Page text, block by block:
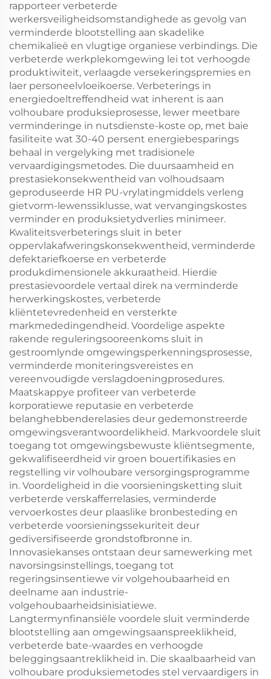
rapporteer verbeterde
werkersveiligheidsomstandighede as gevolg van
verminderde blootstelling aan skadelike
chemikalieë en vlugtige organiese verbindings. Die
verbeterde werkplekomgewing lei tot verhoogde
produktiwiteit, verlaagde versekeringspremies en
laer personeelvloeikoerse. Verbeterings in
energiedoeltreffendheid wat inherent is aan
volhoubare produksieprosesse, lewer meetbare
verminderinge in nutsdienste-koste op, met baie
fasiliteite wat 30-40 persent energiebesparings
behaal in vergelyking met tradisionele
vervaardigingsmetodes. Die duursaamheid en
prestasiekonsekwentheid van volhoudsaam
geproduseerde HR PU-vrylatingmiddels verleng
gietvorm-lewenssiklusse, wat vervangingskostes
verminder en produksietydverlies minimeer.
Kwaliteitsverbeterings sluit in beter
oppervlakafweringskonsekwentheid, verminderde
defektariefkoerse en verbeterde
produkdimensionele akkuraatheid. Hierdie
prestasievoordele vertaal direk na verminderde
herwerkingskostes, verbeterde
kliëntetevredenheid en versterkte
markmededingendheid. Voordelige aspekte
rakende reguleringsooreenkoms sluit in
gestroomlynde omgewingsperkenningsprosesse,
verminderde moniteringsvereistes en
vereenvoudigde verslagdoeningprosedures.
Maatskappye profiteer van verbeterde
korporatiewe reputasie en verbeterde
belanghebbenderelasies deur gedemonstreerde
omgewingsverantwoordelikheid. Markvoordele sluit
toegang tot omgewingsbewuste kliëntsegmente,
gekwalifiseerdheid vir groen bouertifikasies en
regstelling vir volhoubare versorgingsprogramme
in. Voordeligheid in die voorsieningsketting sluit
verbeterde verskafferrelasies, verminderde
vervoerkostes deur plaaslike bronbesteding en
verbeterde voorsieningssekuriteit deur
gediversifiseerde grondstofbronne in.
Innovasiekanses ontstaan deur samewerking met
navorsingsinstellings, toegang tot
regeringsinsentiewe vir volgehoubaarheid en
deelname aan industrie-
volgehoubaarheidsinisiatiewe.
Langtermynfinansiële voordele sluit verminderde
blootstelling aan omgewingsaanspreeklikheid,
verbeterde bate-waardes en verhoogde
beleggingsaantreklikheid in. Die skaalbaarheid van
volhoubare produksiemetodes stel vervaardigers in